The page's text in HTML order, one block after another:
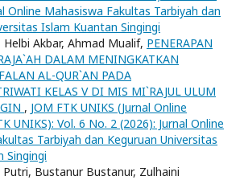
Online Mahasiswa Fakultas Tarbiyah dan
Islam Kuantan Singingi
Akbar, Ahmad Mualif, PENERAPAN
DALAM MENINGKATKAN
AL-QUR`AN PADA
KELAS V DI MIS MI`RAJUL ULUM
, JOM FTK UNIKS (Jurnal Online
UNIKS): Vol. 6 No. 2 (2026): Jurnal Online
Tarbiyah dan Keguruan Universitas
Singingi
Bustanur Bustanur, Zulhaini